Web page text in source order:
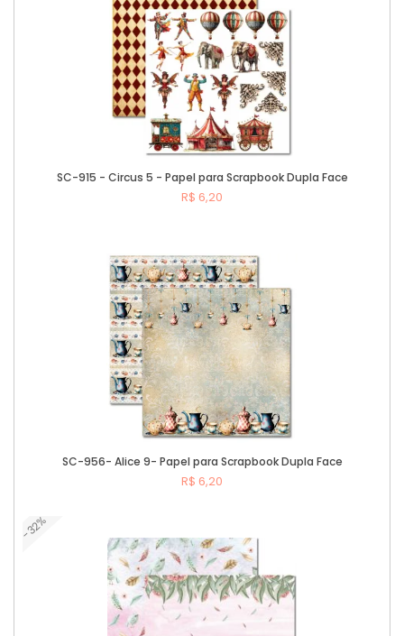
SC-915 - Circus 5 - Papel para Scrapbook Dupla Face
R$ 6,20
SC-956- Alice 9- Papel para Scrapbook Dupla Face
R$ 6,20
-32%